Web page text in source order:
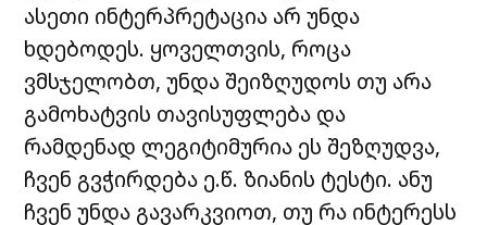
ასეთი ინტერპრეტაცია არ უნდა
ხდებოდეს. ყოველთვის, როცა
ვმსჯელობთ, უნდა შეიზღუდოს თუ არა
გამოხატვის თავისუფლება და
რამდენად ლეგიტიმურია ეს შეზღუდვა,
ჩვენ გვჭირდება ე.წ. ზიანის ტესტი. ანუ
ჩვენ უნდა გავარკვიოთ, თუ რა ინტერესს